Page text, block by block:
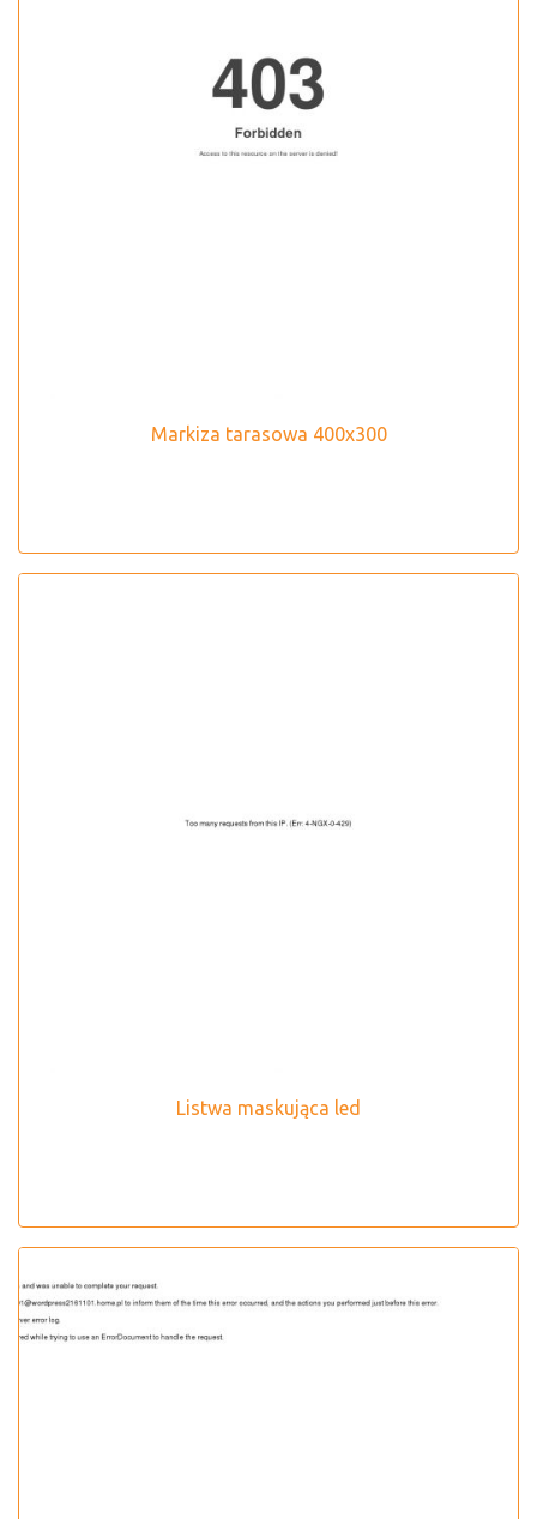
Markiza tarasowa 400x300
Listwa maskująca led